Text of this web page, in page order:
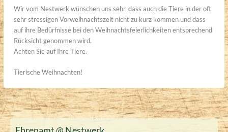
Wir vom Nestwerk wünschen uns sehr, dass auch die Tiere in der oft
sehr stressigen Vorweihnachtszeit nicht zu kurz kommen und dass
auf ihre Bedürfnisse bei den Weihnachtsfeierlichkeiten entsprechend
Rücksicht genommen wird.
Achten Sie auf Ihre Tiere.
Tierische Weihnachten!
Ehrenamt @ Nestwerk